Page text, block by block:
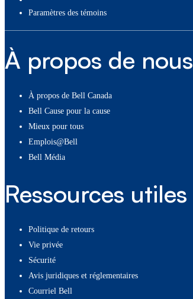
paramètres des témoins
À propos de nous
À propos de Bell Canada
Bell Cause pour la cause
Mieux pour tous
Emplois@Bell
Bell Média
Ressources utiles
Politique de retours
Vie privée
Sécurité
Avis juridiques et réglementaires
Courriel Bell